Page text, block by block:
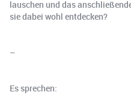
lauschen und das
sie dabei wohl entdecken?
–
Es sprechen: